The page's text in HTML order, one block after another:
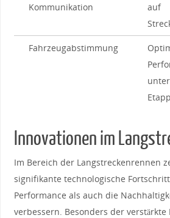
Kommunikation
auf
Fahrzeugabstimmung
Innovationen im⁤
Im Bereich der Langstreckenrennen
signifikante‌ technologische
Performance ⁣als auch die⁢
verbessern. Besonders der verstärkte